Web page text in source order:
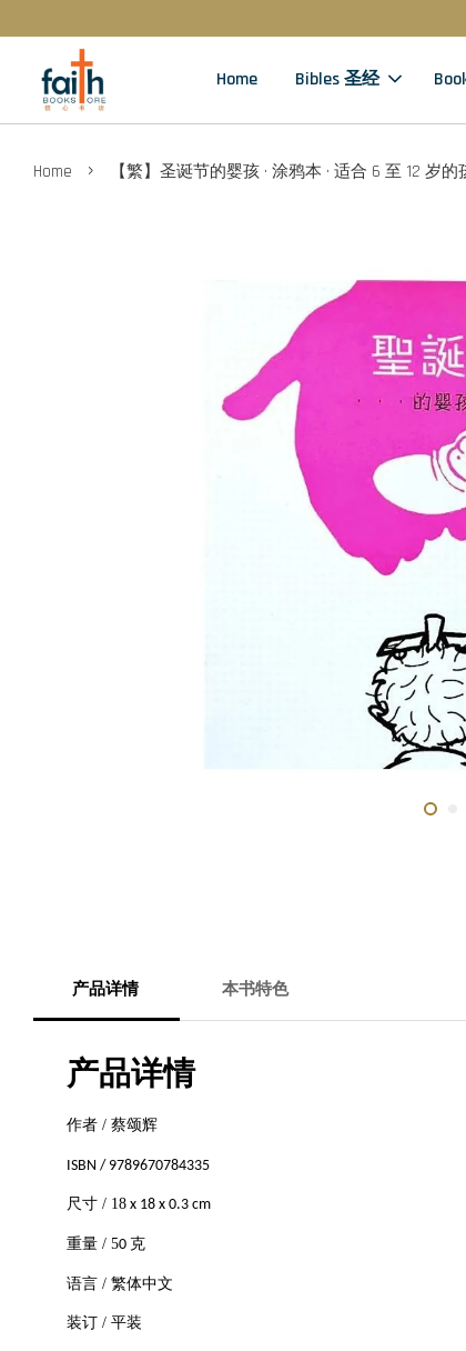
Home Bibles 圣经
Home › 【繁】圣诞节的婴孩 · 涂鸦本 · 适合 6 至 12 岁的
产品详情 本书特色
产品详情
作者 / 蔡颂辉
ISBN / 9789670784335
尺寸 / 18 x 18 x 0.3 cm
重量 / 50 克
语言 / 繁体中文
装订 / 平装